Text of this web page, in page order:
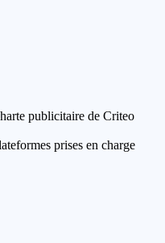
publicitaire de Criteo
prises en charge